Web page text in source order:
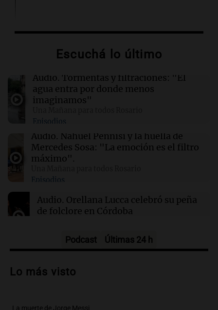
Más de 1.300 vuelos cancelados en Shanghái
02:03 Tecnología
Airbnb acelera el lanzamiento de funciones
gracias a la inteligencia artificial en su
búsqueda
01:49 Mundo
El Pentágono solicita a la industria de defensa
un aumento en la producción de armas
01:31 Ciencia
Reducir alimentos dulces no disminuye
antojos ni mejora la salud, según estudio
Escuchá lo último
Audio. Tormentas y filtraciones: "El
agua entra por donde menos
imaginamos"
Episodios
Audio. Nahuel Pennisi y la huella de
Mercedes Sosa: "La emoción es el filtro
máximo".
Episodios
Audio. Orellana Lucca celebró su peña
de folclore en Córdoba
Audio.Trágico accidente en Mendoza:
vehículos desde un puente
Podcast Últimas 24 h
Lo más visto
La muerte de Jorge Messi